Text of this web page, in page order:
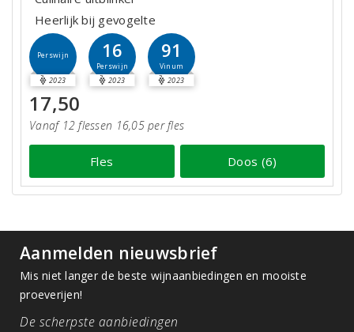
Heerlijk bij gevogelte
Perswijn
2023
16
Perswijn
2023
91
Vinum
2023
17,50
Vanaf 12 flessen 16,05 per fles
Fles Doos (6)
Aanmelden nieuwsbrief
Mis niet langer de beste wijnaanbiedingen en mooiste
proeverijen!
De scherpste aanbiedingen